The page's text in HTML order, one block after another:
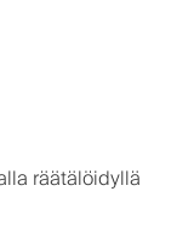
räätälöidyllä